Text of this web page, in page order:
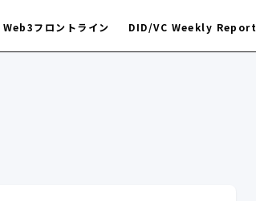
Web3フロントライン DID/VC Weekly Report